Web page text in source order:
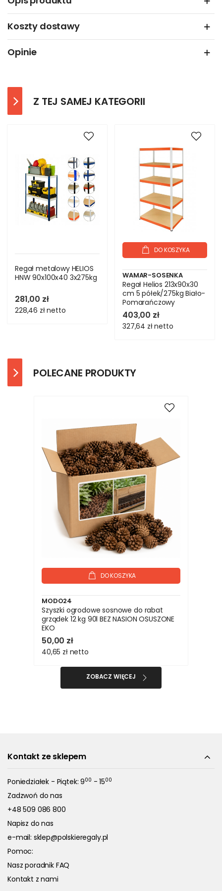
Koszty dostawy
Opinie
Z TEJ SAMEJ KATEGORII
Regał metalowy HELIOS
HNW 90x100x40 3x275kg
281,00 zł
228,46 złnetto
DO KOSZYKA
WAMAR-SOSENKA
Regał Helios 213x90x30
cm 5 półek/275kg Biało-
Pomarańczowy
403,00 zł
327,64 złnetto
POLECANE PRODUKTY
DO KOSZYKA
MODO24
Szyszki ogrodowe sosnowe do rabat
grządek 12 kg 90l BEZ NASION OSUSZONE
EKO
50,00 zł
40,65 zł netto
ZOBACZ WIĘCEJ
Kontakt ze sklepem
Poniedziałek - Piątek: 900 - 1500
Zadzwoń do nas
+48 509 086 800
Napisz do nas
e-mail: sklep@polskieregaly.pl
Pomoc:
Nasz poradnik FAQ
Kontakt z nami